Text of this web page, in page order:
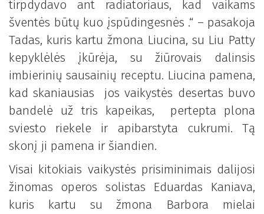
tirpdydavo ant radiatoriaus, kad vaikams
šventės būtų kuo įspūdingesnės .“ – pasakoja
Tadas, kuris kartu žmona Liucina, su Liu Patty
kepyklėlės įkūrėja, su žiūrovais dalinsis
imbierinių sausainių receptu. Liucina pamena,
kad skaniausias jos vaikystės desertas buvo
bandelė už tris kapeikas, pertepta plona
sviesto riekele ir apibarstyta cukrumi. Tą
skonį ji pamena ir šiandien.
Visai kitokiais vaikystės prisiminimais dalijosi
žinomas operos solistas Eduardas Kaniava,
kuris kartu su žmona Barbora mielai